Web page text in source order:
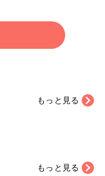
もっと見る
もっと見る